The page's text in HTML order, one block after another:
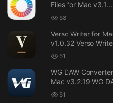
来源： macOS Golden Gate 27 完整安装包
接！直接从苹果公司下载。
u6525353742092371 • 2026-07-
来源： DaVinci Resolve Studio 21 for Mac
v21.0.3 AIO 达芬奇世界顶级调色软件
Files for Mac v3.1
DiskMap AL：查找
件
58
Verso Writer for
v1.0.32 Verso
51
WG DAW
Mac v3.2.19 WG
换器
51